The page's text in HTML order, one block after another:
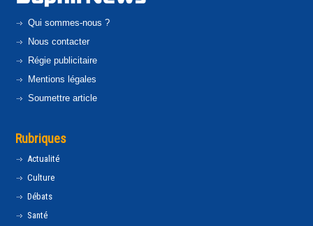
Qui sommes-nous ?
Nous contacter
Régie publicitaire
Mentions légales
Soumettre article
Rubriques
Actualité
Culture
Débats
Santé